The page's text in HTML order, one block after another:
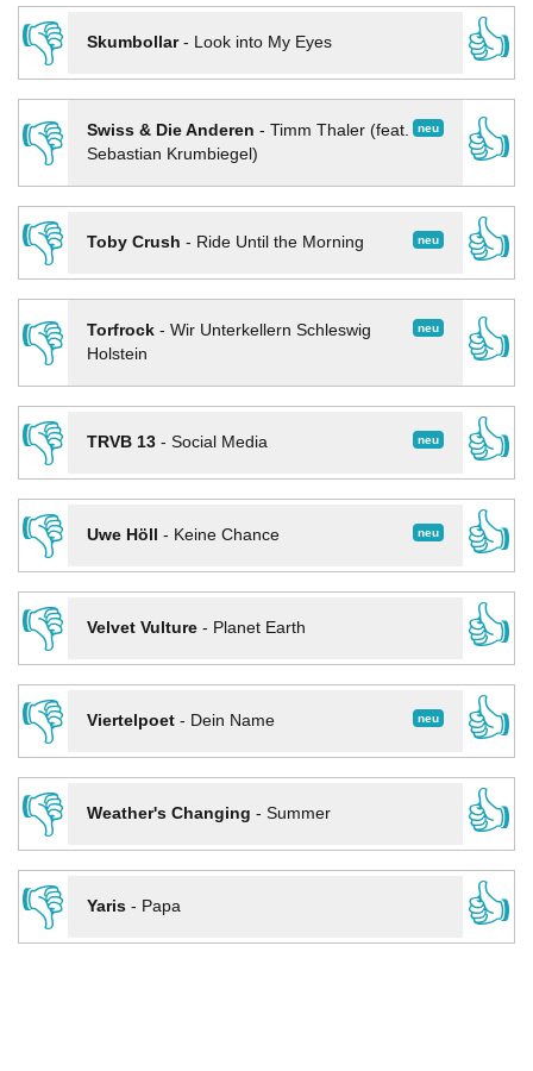
👎
Skumbollar- Look into My Eyes
👍
👎
neu
Swiss & Die Anderen - Timm Thaler (feat.
Sebastian Krumbiegel)
👍
👎
neu
Toby Crush - Ride Until the Morning
👍
👎
neu
Torfrock- Wir Unterkellern Schleswig
Holstein
👍
👎
neu
TRVB 13- Social Media
👍
👎
neu
Uwe Höll - Keine Chance
👍
👎
Velvet Vulture- Planet Earth
👍
👎
neu
Viertelpoet- Dein Name
👍
👎
Weather's Changing - Summer
👍
👎
Yaris- Papa 👍